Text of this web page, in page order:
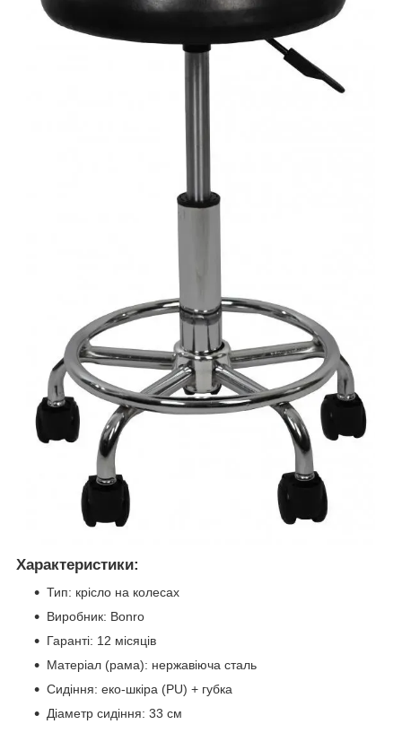
Характеристики:
Тип: крісло на колесах
Виробник: Bonro
Гаранті: 12 місяців
Матеріал (рама): нержавіюча сталь
Сидіння: еко-шкіра (PU) + губка
Діаметр сидіння: 33 см